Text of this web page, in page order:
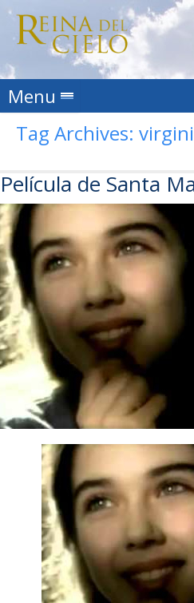
Menu Skip to content
Tag Archives:
Película de Santa